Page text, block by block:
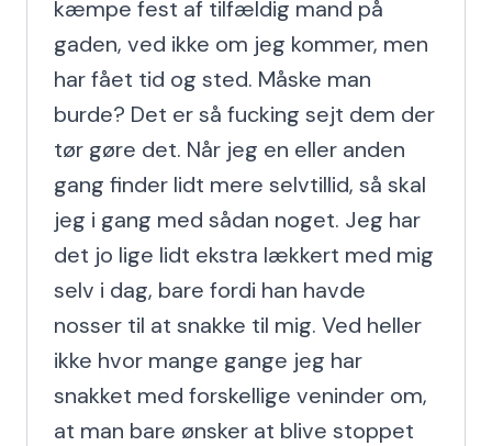
kæmpe fest af tilfældig mand på
gaden, ved ikke om jeg kommer, men
har fået tid og sted. Måske man
burde? Det er så fucking sejt dem der
tør gøre det. Når jeg en eller anden
gang finder lidt mere selvtillid, så skal
jeg i gang med sådan noget. Jeg har
det jo lige lidt ekstra lækkert med mig
selv i dag, bare fordi han havde
nosser til at snakke til mig. Ved heller
ikke hvor mange gange jeg har
snakket med forskellige veninder om,
at man bare ønsker at blive stoppet